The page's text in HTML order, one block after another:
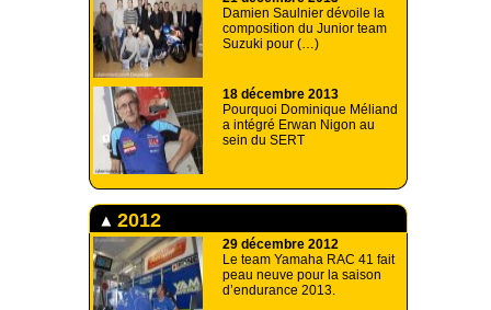
Damien Saulnier dévoile la
composition du Junior team
Suzuki pour (…)
18 décembre 2013
Pourquoi Dominique Méliand
a intégré Erwan Nigon au
sein du SERT
2012
29 décembre 2012
Le team Yamaha RAC 41 fait
peau neuve pour la saison
d’endurance 2013.